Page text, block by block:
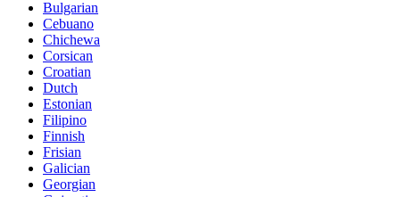
Bulgarian
Cebuano
Chichewa
Corsican
Croatian
Dutch
Estonian
Filipino
Finnish
Frisian
Galician
Georgian